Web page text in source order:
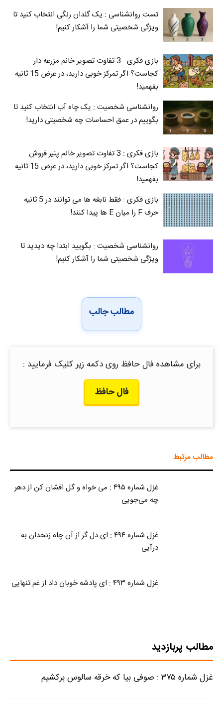
تست روانشناسی : یک گلدان رنگی انتخاب کنید تا
ویژگی شخصیتی شما را آشکار کنیم!
بازی فکری : 3 تفاوت تصویر خانم مزرعه دار
کجاست؟ اگر تمرکز خوبی دارید، در عرض 15 ثانیه
بفهمید!
روانشناسی شخصیت : یک چاه آب انتخاب کنید تا
بگوییم در عمق احساسات چه شخصیتی دارید!
بازی فکری : 3 تفاوت تصویر خانم پنیر فروش
کجاست؟ اگر تمرکز خوبی دارید، در عرض 15 ثانیه
بفهمید!
بازی فکری : فقط نابغه ها می توانند در 5 ثانیه
حرف F را میان E‌ ها پیدا کنند!
روانشناسی شخصیت : بگویید ابتدا چه دیدید تا
ویژگی شخصیتی شما را آشکار کنیم!
مطالب جالب
برای مشاهده فال حافظ روی دکمه زیر کلیک فرمایید :
فال حافظ
مطالب مرتبط
غزل شماره ۴۹۵ : می خواه و گل افشان کن از دهر
چه می‌جویی
غزل شماره ۴۹۴ : ای دل گر از آن چاه زنخدان به
درآیی
غزل شماره ۴۹۳ : ای پادشه خوبان داد از غم تنهایی
مطالب پربازدید
غزل شماره ۳۷۵ : صوفی بیا که خرقه سالوس برکشیم